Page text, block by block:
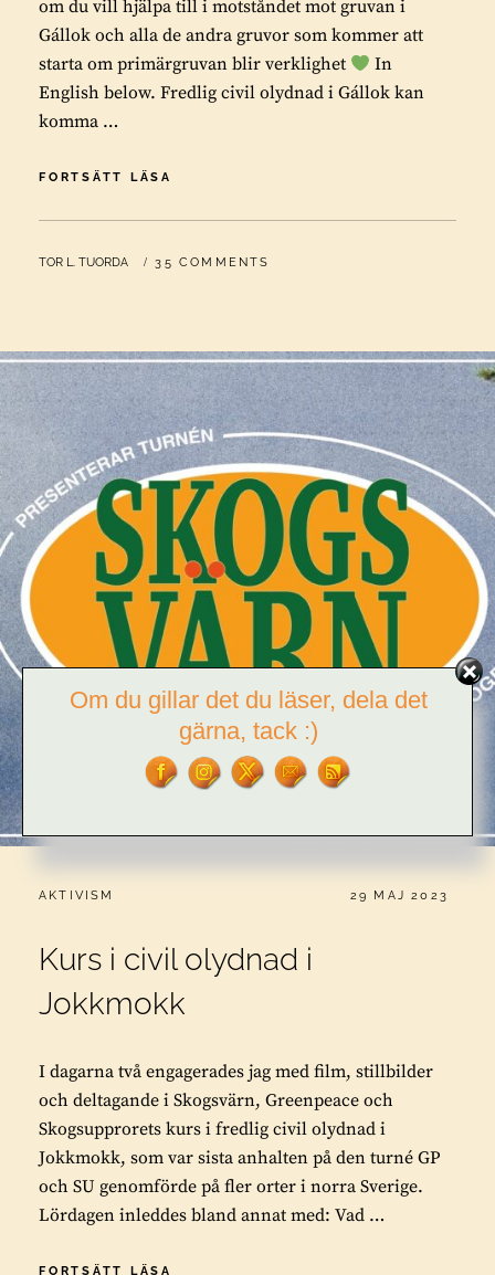
om du vill hjälpa till i motståndet mot gruvan i
Gállok och alla de andra gruvor som kommer att
starta om primärgruvan blir verklighet
In
English below. Fredlig civil olydnad i Gállok kan
komma …
FORTSÄTT LÄSA
GÁLLOK
SKRIV
BY
TOR L. TUORDA 35 COMMENTS
CATEGORIES:
AKTIVISM PUBLICERAT
29 MAJ 2023
Kurs i civil olydnad i
Jokkmokk
I dagarna två engagerades jag med film, stillbilder
och deltagande i Skogsvärn, Greenpeace och
Skogsupprorets kurs i fredlig civil olydnad i
Jokkmokk, som var sista anhalten på den turné GP
och SU genomförde på fler orter i norra Sverige.
Lördagen inleddes bland annat med: Vad …
FORTSÄTT LÄSA
Om du gillar det du läser, dela det
gärna, tack :)